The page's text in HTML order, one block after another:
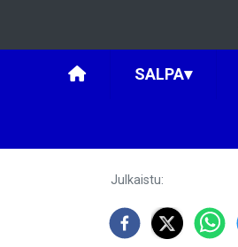
SALPA▾
Julkaistu: